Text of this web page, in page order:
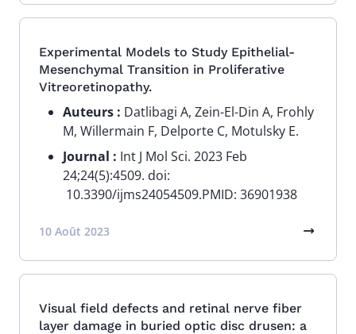
Experimental Models to Study Epithelial-
Mesenchymal Transition in Proliferative
Vitreoretinopathy.
Auteurs : Datlibagi A, Zein-El-Din A, Frohly
M, Willermain F, Delporte C, Motulsky E.
Journal : Int J Mol Sci. 2023 Feb
24;24(5):4509. doi:
10.3390/ijms24054509.PMID: 36901938
10 Août 2023
Visual field defects and retinal nerve fiber
layer damage in buried optic disc drusen: a